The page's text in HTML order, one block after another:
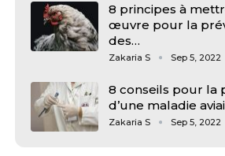
8 principes à
œuvre pour la
des…
Zakaria S Sep 5, 2022
8 conseils pour la
d’une maladie
Zakaria S Sep 5, 2022